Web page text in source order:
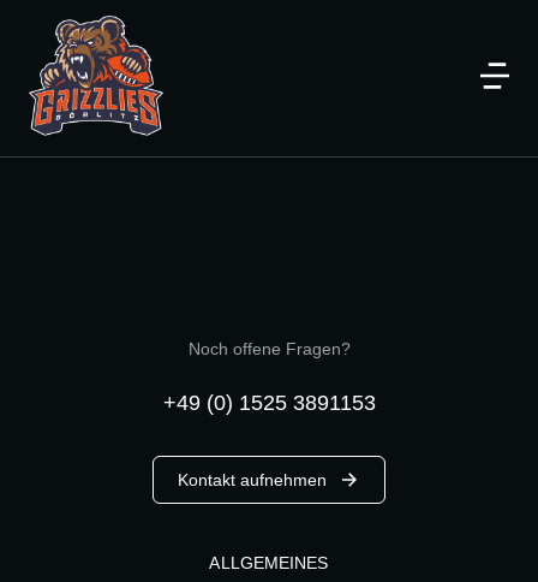
Noch offene Fragen?
+49 (0) 1525 3891153
Kontakt aufnehmen
ALLGEMEINES